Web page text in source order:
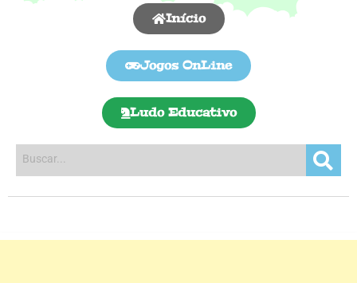
Início
Jogos OnLine
Ludo Educativo